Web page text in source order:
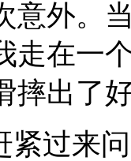
意外。
走在一
摔出了
紧过来